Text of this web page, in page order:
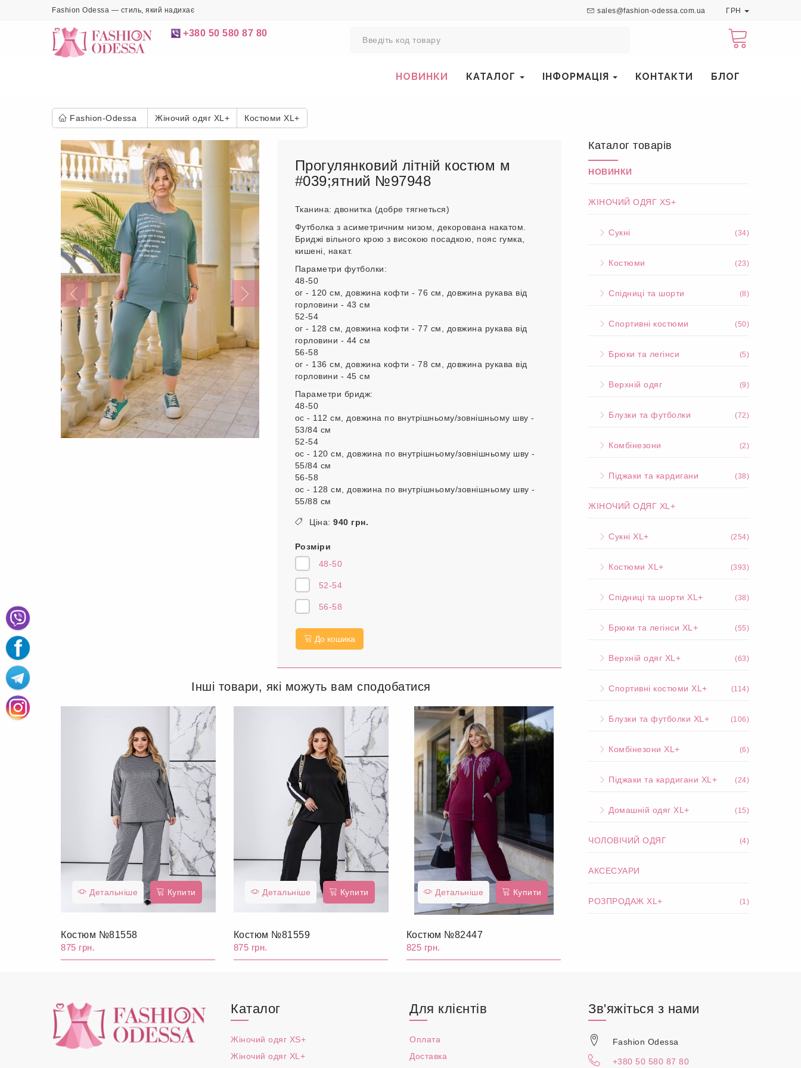
Fashion Odessa — стиль, який надихає sales@fashion-odessa.com.ua ГРН
+380 50 580 87 80
НОВИНКИ КАТАЛОГ ІНФОРМАЦІЯ КОНТАКТИ БЛОГ
Fashion-Odessa Жіночий одяг XL+ Костюми XL+
Прогулянковий літній костюм м
#039;ятний №97948
Тканина: двонитка (добре тягнеться)
Футболка з асиметричним низом, декорована накатом.
Бриджі вільного крою з високою посадкою, пояс гумка,
кишені, накат.
Параметри футболки:
48-50
ог - 120 см, довжина кофти - 76 см, довжина рукава від
горловини - 43 см
52-54
ог - 128 см, довжина кофти - 77 см, довжина рукава від
горловини - 44 см
56-58
ог - 136 см, довжина кофти - 78 см, довжина рукава від
горловини - 45 см
Параметри бридж:
48-50
ос - 112 см, довжина по внутрішньому/зовнішньому шву -
53/84 см
52-54
ос - 120 см, довжина по внутрішньому/зовнішньому шву -
55/84 см
56-58
ос - 128 см, довжина по внутрішньому/зовнішньому шву -
55/88 см
Ціна: 940 грн.
Розміри
48-50
52-54
56-58
До кошика
Інші товари, які можуть вам сподобатися
Детальніше Купити
Костюм №81558
875 грн.
Детальніше Купити
Костюм №81559
875 грн.
Детальніше Купити
Костюм №82447
825 грн.
Каталог товарів
НОВИНКИ
ЖІНОЧИЙ ОДЯГ XS+
Сукні (34)
Костюми (23)
Спідниці та шорти (8)
Спортивні костюми (50)
Брюки та легінси (5)
Верхній одяг (9)
Блузки та футболки (72)
Комбінезони (2)
Піджаки та кардигани (38)
ЖІНОЧИЙ ОДЯГ XL+
Сукні XL+ (254)
Костюми XL+ (393)
Спідниці та шорти XL+ (38)
Брюки та легінси XL+ (55)
Верхній одяг XL+ (63)
Спортивні костюми XL+ (114)
Блузки та футболки XL+ (106)
Комбінезони XL+ (6)
Піджаки та кардигани XL+ (24)
Домашній одяг XL+ (15)
ЧОЛОВІЧИЙ ОДЯГ (4)
АКСЕСУАРИ
РОЗПРОДАЖ XL+ (1)
Каталог
Жіночий одяг XS+
Жіночий одяг XL+
Для клієнтів
Оплата
Доставка
Зв'яжіться з нами
Fashion Odessa
+380 50 580 87 80